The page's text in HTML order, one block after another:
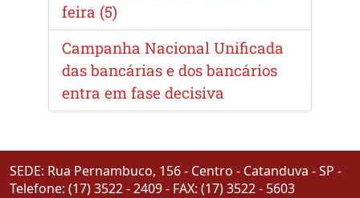
feira (5)
Campanha Nacional Unificada
das bancárias e dos bancários
entra em fase decisiva
SEDE: Rua Pernambuco, 156 - Centro - Catanduva - SP -
Telefone: (17) 3522 - 2409 - FAX: (17) 3522 - 5603